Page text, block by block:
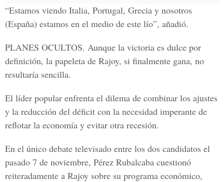
“Estamos viendo Italia, Portugal, Grecia y nosotros
(España) estamos en el medio de este lío”, añadió.
PLANES OCULTOS. Aunque la victoria es dulce por
definición, la papeleta de Rajoy, si finalmente gana, no
resultaría sencilla.
El líder popular enfrenta el dilema de combinar los ajustes
y la reducción del déficit con la necesidad imperante de
reflotar la economía y evitar otra recesión.
En el único debate televisado entre los dos candidatos el
pasado 7 de noviembre, Pérez Rubalcaba cuestionó
reiteradamente a Rajoy sobre su programa económico,